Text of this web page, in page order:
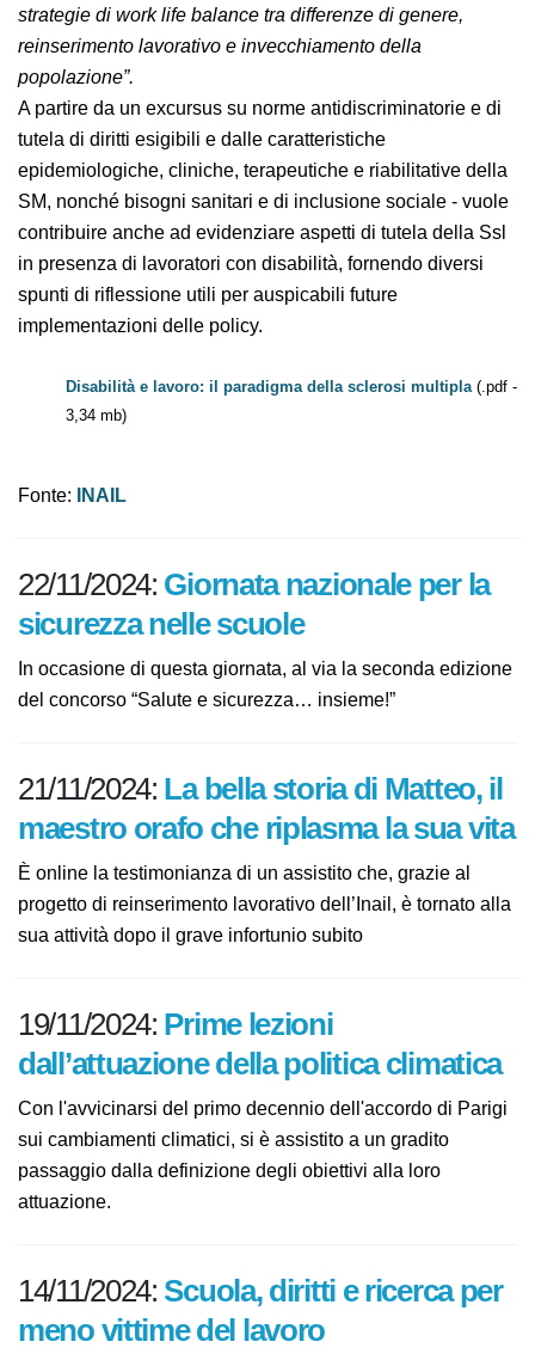
interventi di prevenzione mirati e strategie di work life
balance tra differenze di genere, reinserimento
lavorativo e invecchiamento della popolazione”.
A partire da un excursus su norme antidiscriminatorie
e di tutela di diritti esigibili e dalle caratteristiche
epidemiologiche, cliniche, terapeutiche e riabilitative
della SM, nonché bisogni sanitari e di inclusione sociale
- vuole contribuire anche ad evidenziare aspetti di
tutela della Ssl in presenza di lavoratori con disabilità,
fornendo diversi spunti di riflessione utili per
auspicabili future implementazioni delle policy.
Disabilità e lavoro: il paradigma della sclerosi multipla
(.pdf - 3,34 mb)
Fonte:INAIL
22/11/2024:Giornata nazionale per
la sicurezza nelle scuole
In occasione di questa giornata, al via la seconda
edizione del concorso “Salute e sicurezza… insieme!”
21/11/2024:La bella storia di
Matteo, il maestro orafo che
riplasma la sua vita
È online la testimonianza di un assistito che, grazie al
progetto di reinserimento lavorativo dell’Inail, è
19/11/2024:Prime lezioni
dall’attuazione della politica
climatica
Con l'avvicinarsi del primo decennio dell'accordo di
loro attuazione.